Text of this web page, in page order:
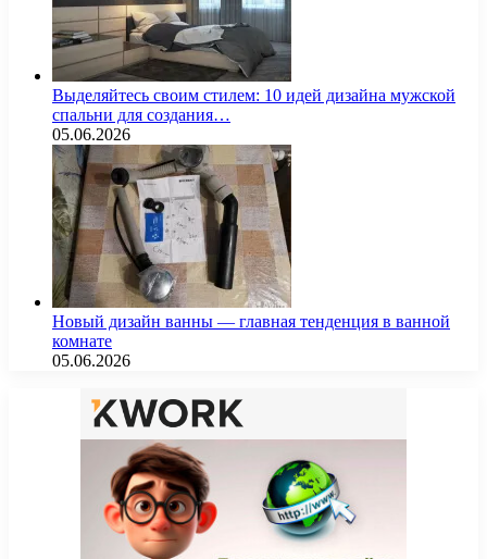
Выделяйтесь своим стилем: 10 идей дизайна мужской
спальни для создания…
05.06.2026
Новый дизайн ванны — главная тенденция в ванной
комнате
05.06.2026